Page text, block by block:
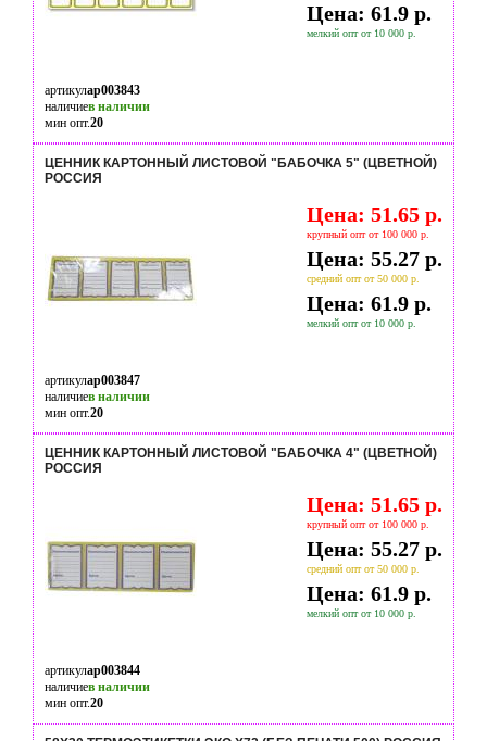
Цена: 61.9 р.
мелкий опт от 10 000 р.
артикулap003843
наличиев наличии
мин опт.20
ЦЕННИК КАРТОННЫЙ ЛИСТОВОЙ "БАБОЧКА 5" (ЦВЕТНОЙ)
РОССИЯ
Цена: 51.65 р.
крупный опт от 100 000 р.
Цена: 55.27 р.
средний опт от 50 000 р.
Цена: 61.9 р.
мелкий опт от 10 000 р.
артикулap003847
наличиев наличии
мин опт.20
ЦЕННИК КАРТОННЫЙ ЛИСТОВОЙ "БАБОЧКА 4" (ЦВЕТНОЙ)
РОССИЯ
Цена: 51.65 р.
крупный опт от 100 000 р.
Цена: 55.27 р.
средний опт от 50 000 р.
Цена: 61.9 р.
мелкий опт от 10 000 р.
артикулap003844
наличиев наличии
мин опт.20